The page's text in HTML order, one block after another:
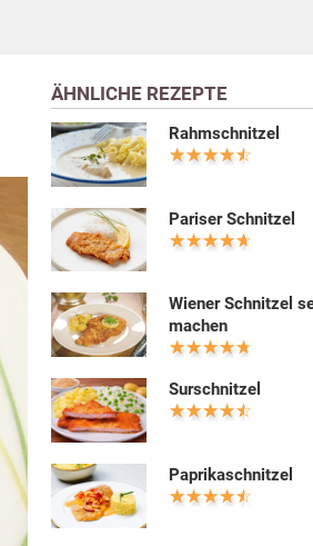
ÄHNLICHE REZEPTE
Rahmschnitzel
Pariser Schnitzel
Wiener Schnitzel
machen
Surschnitzel
Paprikaschnitzel